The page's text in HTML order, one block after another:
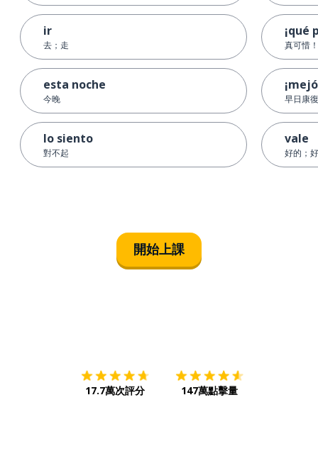
ir
去；走
esta noche
今晚
lo siento
對不起
¡qué
真可惜！
早日康
vale
好的；
開始上課
17.7萬次評分 147萬點擊量